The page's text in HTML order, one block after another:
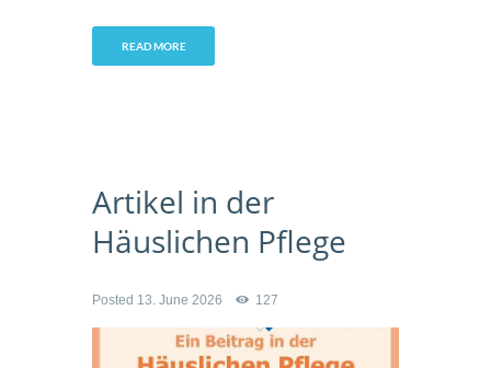
READ MORE
Artikel in der
Häuslichen Pflege
Posted 13. June 2026 127